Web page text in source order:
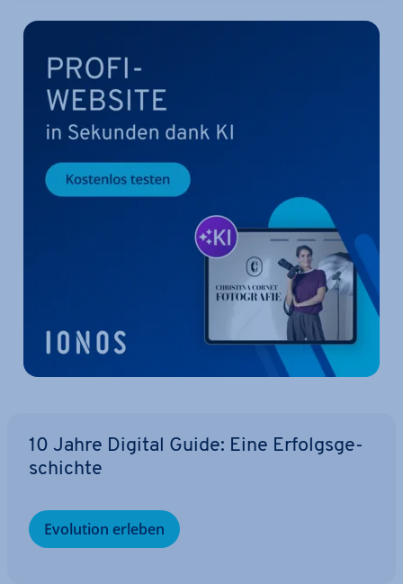
10 Jahre Digital Guide: Eine Er­folgs­ge­
schich­te
Evolution erleben